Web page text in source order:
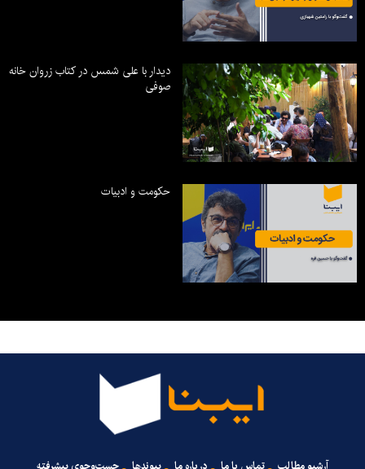
دیدار با علی شمس در کتاب زروان خانه
صوفی
حکومت و ادبیات